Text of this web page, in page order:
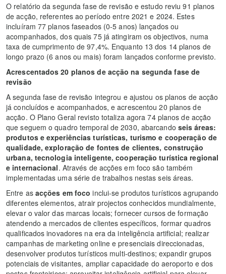
O relatório da segunda fase de revisão e estudo reviu 91 planos
de acção, referentes ao período entre 2021 e 2024. Estes
incluíram 77 planos faseados (0-5 anos) lançados ou
acompanhados, dos quais 75 já atingiram os objectivos, numa
taxa de cumprimento de 97,4%. Enquanto 13 dos 14 planos de
longo prazo (6 anos ou mais) foram lançados conforme previsto.
Acrescentados 20 planos de acção na segunda fase de
revisão
A segunda fase de revisão integrou e ajustou os planos de acção
já concluídos e acompanhados, e acrescentou 20 planos de
acção. O Plano Geral revisto totaliza agora 74 planos de acção
que seguem o quadro temporal de 2030, abarcando seis áreas:
produtos e experiências turísticas, turismo e cooperação de
qualidade, exploração de fontes de clientes, construção
urbana, tecnologia inteligente, cooperação turística regional
e internacional. Através de acções em foco são também
implementadas uma série de trabalhos nestas seis áreas.
Entre as acções em foco inclui-se produtos turísticos agrupando
diferentes elementos, atrair projectos conhecidos mundialmente,
elevar o valor das marcas locais; fornecer cursos de formação
atendendo a mercados de clientes específicos, formar quadros
qualificados inovadores na era da inteligência artificial; realizar
campanhas de marketing online e presenciais direccionadas,
desenvolver produtos turísticos multi-destinos; expandir grupos
potenciais de visitantes, ampliar capacidade do aeroporto e dos